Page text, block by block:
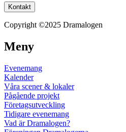
Kontakt
Copyright ©2025 Dramalogen
Meny
Evenemang
Kalender
Våra scener & lokaler
Pågående projekt
Företagsutveckling
Tidigare evenemang
Vad är Dramalogen?